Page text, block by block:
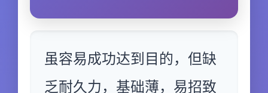
虽容易成功达到目的，但缺
乏耐久力，基础薄，易招致